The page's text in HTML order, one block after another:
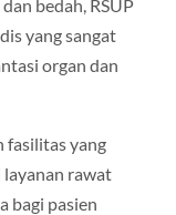
bedah, RSUP
yang sangat
organ dan
fasilitas yang
layanan rawat
bagi pasien